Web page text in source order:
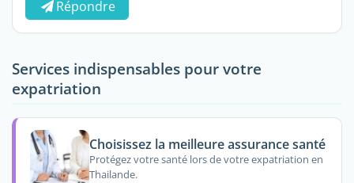
Répondre
Services indispensables pour votre
expatriation
Choisissez la meilleure assurance santé
Protégez votre santé lors de votre expatriation en
Thailande.